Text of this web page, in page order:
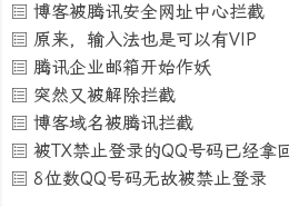
博客被腾讯安全网址中心拦截
原来，输入法也是可以有VIP
腾讯企业邮箱开始作妖
突然又被解除拦截
博客域名被腾讯拦截
被TX禁止登录的QQ号码已经拿
8位数QQ号码无故被禁止登录